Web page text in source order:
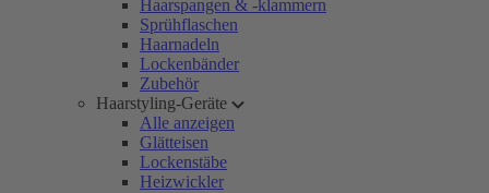
Haarspangen & -klammern
Sprühflaschen
Haarnadeln
Lockenbänder
Zubehör
Haarstyling-Geräte
Alle anzeigen
Glätteisen
Lockenstäbe
Heizwickler